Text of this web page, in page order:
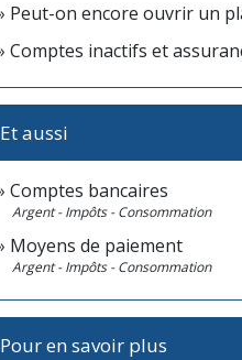
Peut-on encore ouvrir un
Comptes inactifs et
Et aussi
Comptes bancaires
Argent - Impôts - Consommation
Moyens de paiement
Argent - Impôts - Consommation
Pour en savoir plus